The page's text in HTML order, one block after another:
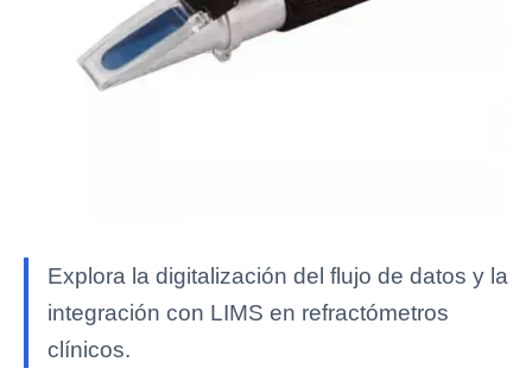
Explora la digitalización del flujo de datos y la
integración con LIMS en refractómetros
clínicos.